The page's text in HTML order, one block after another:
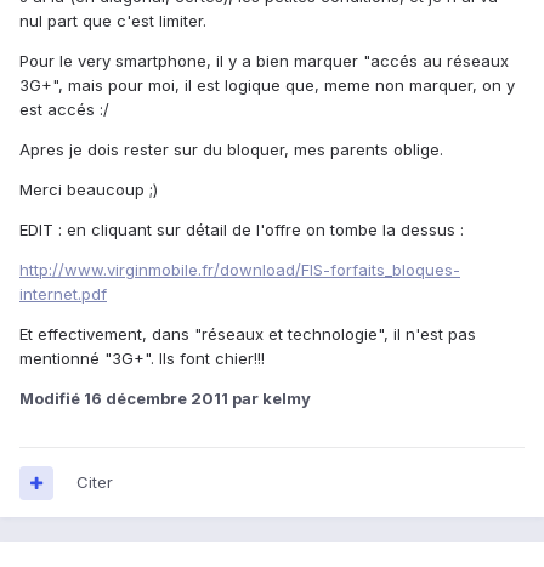
nul part que c'est limiter.
Pour le very smartphone, il y a bien marquer "accés au réseaux
3G+", mais pour moi, il est logique que, meme non marquer, on y
est accés :/
Apres je dois rester sur du bloquer, mes parents oblige.
Merci beaucoup ;)
EDIT : en cliquant sur détail de l'offre on tombe la dessus :
http://www.virginmobile.fr/download/FIS-forfaits_bloques-
internet.pdf
Et effectivement, dans "réseaux et technologie", il n'est pas
mentionné "3G+". Ils font chier!!!
Modifié 16 décembre 2011 par kelmy
Citer